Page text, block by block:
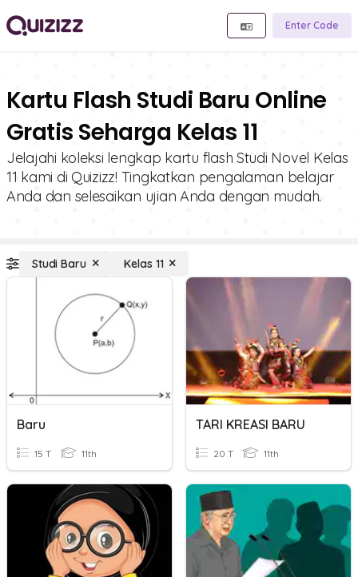
Enter Code
Kartu Flash Studi Baru Online
Gratis Seharga Kelas 11
Jelajahi koleksi lengkap kartu flash Studi Novel Kelas
11 kami di Quizizz! Tingkatkan pengalaman belajar
Anda dan selesaikan ujian Anda dengan mudah.
Studi Baru Kelas 11
Baru
15 T 11th
TARI KREASI BARU
20 T 11th